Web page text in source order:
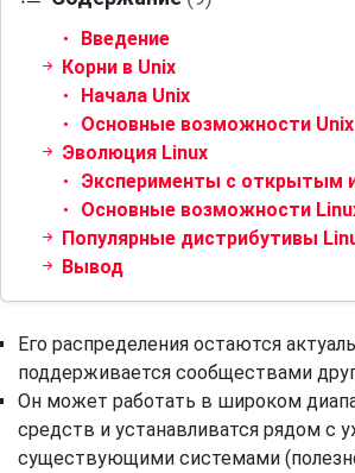
Введение
Корни в Unix
Начала Unix
Основные возможности Unix
Эволюция Linux
Эксперименты с открытым
Основные возможности
Популярные дистрибутивы
Вывод
Его распределения остаются
поддерживается сообществами
Он может работать в широком
средств и устанавливатся рядом с
существующими системами